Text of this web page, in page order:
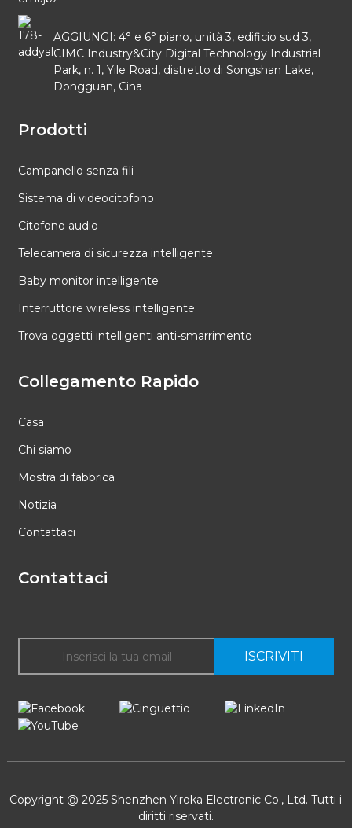
AGGIUNGI: 4° e 6° piano, unità 3, edificio sud 3,
CIMC Industry&City Digital Technology Industrial
Park, n. 1, Yile Road, distretto di Songshan Lake,
Dongguan, Cina
Prodotti
Campanello senza fili
Sistema di videocitofono
Citofono audio
Telecamera di sicurezza intelligente
Baby monitor intelligente
Interruttore wireless intelligente
Trova oggetti intelligenti anti-smarrimento
Collegamento Rapido
Casa
Chi siamo
Mostra di fabbrica
Notizia
Contattaci
Contattaci
ISCRIVITI
Copyright @ 2025 Shenzhen Yiroka Electronic Co., Ltd. Tutti i
diritti riservati.